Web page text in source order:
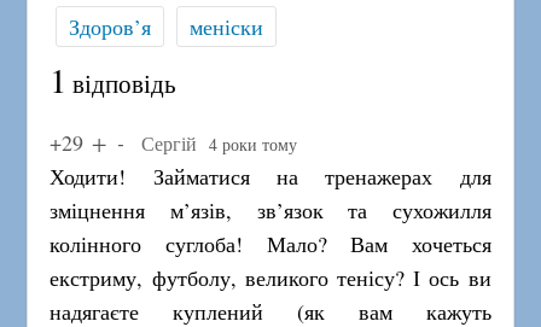
Здоров’я
меніски
1 відповідь
+29 Сергій 4 роки тому
Ходити! Займатися на тренажерах для
зміцнення м’язів, зв’язок та сухожилля
колінного суглоба! Мало? Вам хочеться
екстриму, футболу, великого тенісу? І ось ви
надягаєте куплений (як вам кажуть